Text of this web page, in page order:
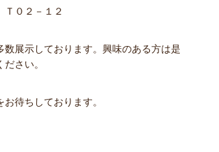
０２－１２
数展示しております。興味のある方は是
さい。
待ちしております。